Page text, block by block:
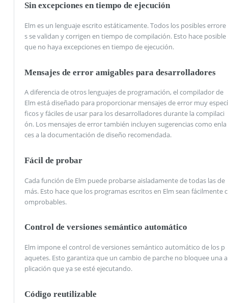
Sin excepciones en tiempo de ejecución
Elm es un lenguaje escrito estáticamente. Todos los posibles errore
s se validan y corrigen en tiempo de compilación. Esto hace posible
que no haya excepciones en tiempo de ejecución.
Mensajes de error amigables para desarrolladores
A diferencia de otros lenguajes de programación, el compilador de
Elm está diseñado para proporcionar mensajes de error muy especí
ficos y fáciles de usar para los desarrolladores durante la compilaci
ón. Los mensajes de error también incluyen sugerencias como enla
ces a la documentación de diseño recomendada.
Fácil de probar
Cada función de Elm puede probarse aisladamente de todas las de
más. Esto hace que los programas escritos en Elm sean fácilmente c
omprobables.
Control de versiones semántico automático
Elm impone el control de versiones semántico automático de los p
aquetes. Esto garantiza que un cambio de parche no bloquee una a
plicación que ya se esté ejecutando.
Código reutilizable